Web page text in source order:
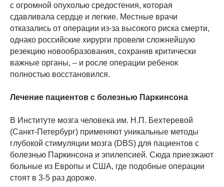
с огромной опухолью средостения, которая
сдавливала сердце и легкие. Местные врачи
отказались от операции из-за высокого риска смерти,
однако российские хирурги провели сложнейшую
резекцию новообразования, сохранив критически
важные органы, – и росле операции ребенок
полностью восстановился.
Лечение пациентов с болезнью Паркинсона
В Институте мозга человека им. Н.П. Бехтеревой
(Санкт-Петербург) применяют уникальные методы
глубокой стимуляции мозга (DBS) для пациентов с
болезнью Паркинсона и эпилепсией. Сюда приезжают
больные из Европы и США, где подобные операции
стоят в 3-5 раз дороже.